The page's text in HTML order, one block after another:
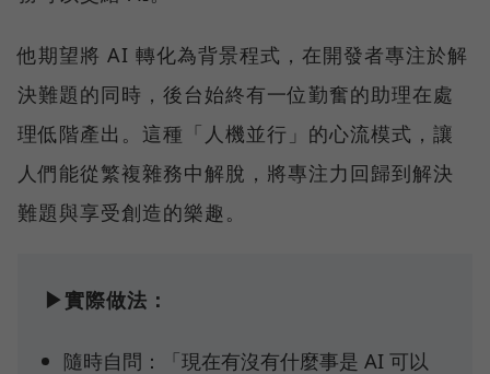
他期望將 AI 轉化為背景程式，在開發者專注於解
決難題的同時，後台始終有一位勤奮的助理在處
理低階產出。這種「人機並行」的心流模式，讓
人們能從繁複雜務中解脫，將專注力回歸到解決
難題與享受創造的樂趣。
▶實際做法：
隨時自問：「現在有沒有什麼事是 AI 可以